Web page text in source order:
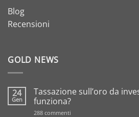
Blog
Recensioni
GOLD NEWS
24
Gen
Tassazione sull’oro da
funziona?
288 commenti